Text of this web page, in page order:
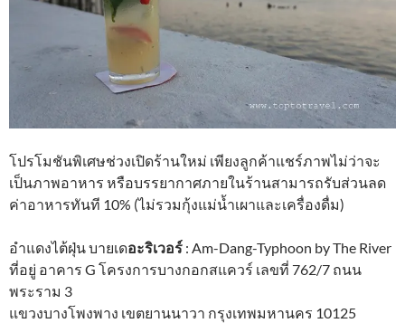
โปรโมชันพิเศษช่วงเปิดร้านใหม่ เพียงลูกค้าแชร์ภาพไม่ว่าจะ
เป็นภาพอาหาร หรือบรรยากาศภายในร้านสามารถรับส่วนลด
ค่าอาหารทันที 10% (ไม่รวมกุ้งแม่น้ำเผาและเครื่องดื่ม)
อำแดงไต้ฝุ่น บายเดอะริเวอร์ : Am-Dang-Typhoon by The River
ที่อยู่ อาคาร G โครงการบางกอกสแควร์ เลขที่ 762/7 ถนน
พระราม 3
แขวงบางโพงพาง เขตยานนาวา กรุงเทพมหานคร 10125